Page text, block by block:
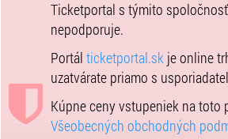
Vstupenky od 22 € sú už v predaji
zakúpiť si ich v predstihu.
Zažite neopakovateľnú atmosféru
Ticketportal s týmito
nepodporuje.
Portál ticketportal.skje online
uzatvárate priamo s
Kúpne ceny vstupeniek na
Všeobecných obchodných